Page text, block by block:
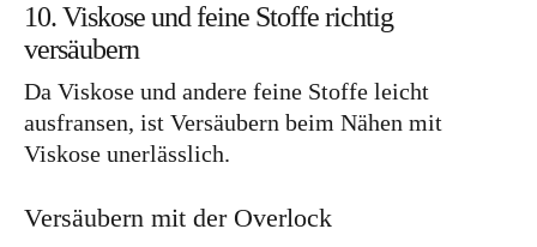
10. Viskose und feine Stoffe richtig
versäubern
Da Viskose und andere feine Stoffe leicht
ausfransen, ist Versäubern beim Nähen mit
Viskose unerlässlich.
Versäubern mit der Overlock